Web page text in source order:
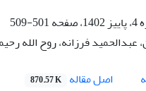
501-509
عبدالحمید فرزانه، روح الله
اصل مقاله 870.57 K